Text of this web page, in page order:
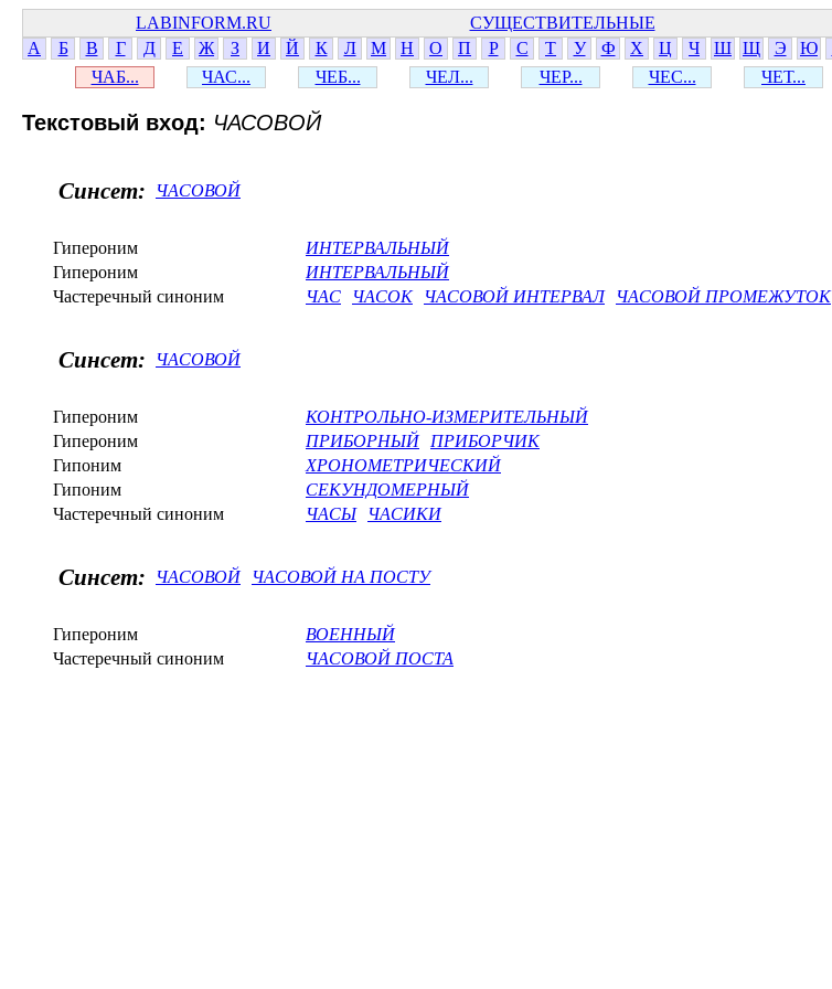
LABINFORM.RU СУЩЕСТВИТЕЛЬНЫЕ
А
Б В Г Д Е Ж З И Й К Л М Н О П Р С Т У Ф Х Ц Ч Ш Щ Э Ю
ЧАБ...
ЧАС... ЧЕБ... ЧЕЛ... ЧЕР... ЧЕС... ЧЕТ...
Текстовый вход: ЧАСОВОЙ
Синсет: ЧАСОВОЙ
Гипероним
ИНТЕРВАЛЬНЫЙ
Гипероним
ИНТЕРВАЛЬНЫЙ
Частеречный синоним
ЧАС ЧАСОК ЧАСОВОЙ ИНТЕРВАЛ ЧАСОВОЙ ПРОМЕЖУТОК
Синсет: ЧАСОВОЙ
Гипероним
КОНТРОЛЬНО-ИЗМЕРИТЕЛЬНЫЙ
Гипероним
ПРИБОРНЫЙ
ПРИБОРЧИК
Гипоним
ХРОНОМЕТРИЧЕСКИЙ
Гипоним
СЕКУНДОМЕРНЫЙ
Частеречный синоним
ЧАСЫ ЧАСИКИ
Синсет: ЧАСОВОЙ ЧАСОВОЙ НА ПОСТУ
Гипероним
ВОЕННЫЙ
Частеречный синоним
ЧАСОВОЙ ПОСТА